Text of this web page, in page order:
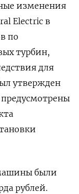
изменения
Electric в
по
турбин,
для
утвержден
были
рублей.